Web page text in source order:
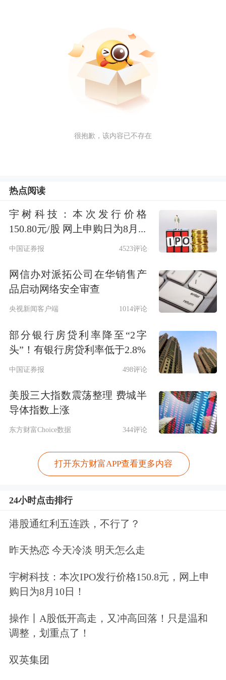
很抱歉，该内容已不存在
热点阅读
宇树科技：本次发行价格
150.80元/股 网上申购日为8月...
中国证券报 4523评论
网信办对派拓公司在华销售产
品启动网络安全审查
央视新闻客户端 1014评论
部分银行房贷利率降至“2字
头”！有银行房贷利率低于2.8%
中国证券报 498评论
美股三大指数震荡整理 费城半
导体指数上涨
东方财富Choice数据 344评论
打开东方财富APP查看更多内容
24小时点击排行
港股通红利五连跌，不行了？
昨天热恋 今天冷淡 明天怎么走
宇树科技：本次IPO发行价格150.8元，网上申
购日为8月10日！
操作丨A股低开高走，又冲高回落！只是温和
调整，划重点了！
双英集团